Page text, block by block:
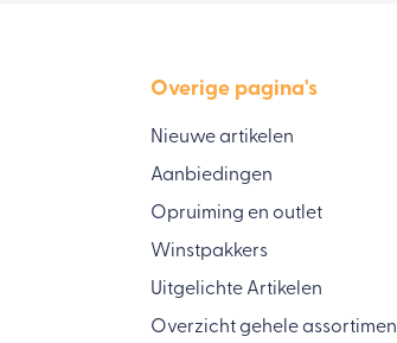
Overige pagina's
Nieuwe artikelen
Aanbiedingen
Opruiming en outlet
Winstpakkers
Uitgelichte Artikelen
Overzicht gehele